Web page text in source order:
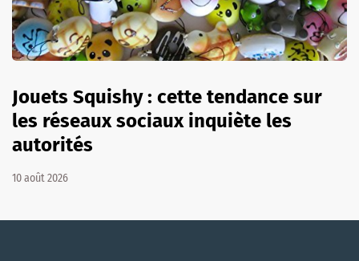
Jouets Squishy : cette tendance sur
les réseaux sociaux inquiète les
autorités
10 août 2026